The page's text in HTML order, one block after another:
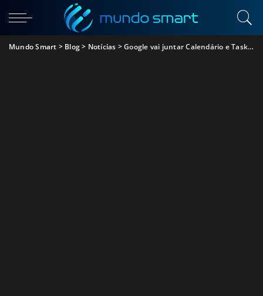
Mundo Smart > Blog> Notícias >Google vai juntar Calendário e Tasks na mesma aplicação